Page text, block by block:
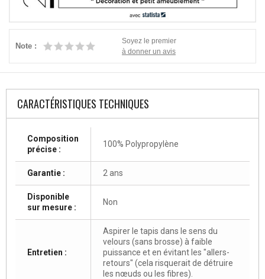
Note :
Soyez le premier
à donner un avis
CARACTÉRISTIQUES TECHNIQUES
Composition
précise :
100% Polypropylène
Garantie : 2 ans
Disponible
sur mesure :
Non
Entretien :
Aspirer le tapis dans le sens du
velours (sans brosse) à faible
puissance et en évitant les "allers-
retours" (cela risquerait de détruire
les nœuds ou les fibres).